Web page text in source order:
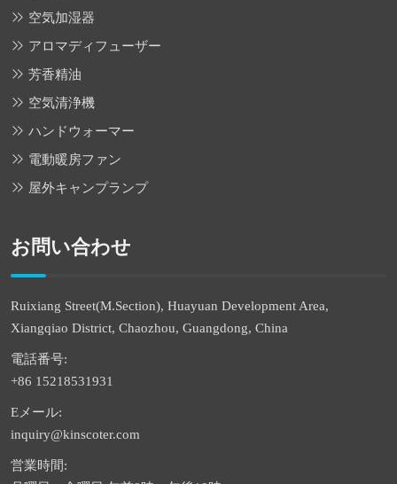
空気加湿器
アロマディフューザー
芳香精油
空気清浄機
ハンドウォーマー
電動暖房ファン
屋外キャンプランプ
お問い合わせ
Ruixiang Street(M.Section), Huayuan Development Area,
Xiangqiao District, Chaozhou, Guangdong, China
電話番号:
+86 15218531931
Eメール:
inquiry@kinscoter.com
営業時間: